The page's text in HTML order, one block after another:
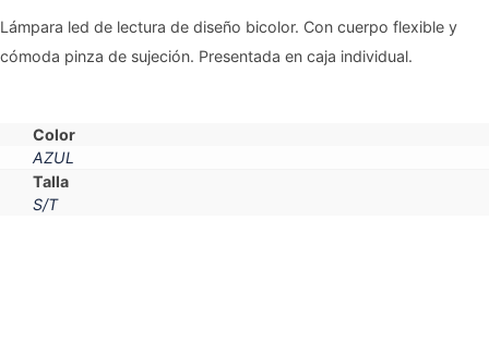
Lámpara led de lectura de diseño bicolor. Con cuerpo flexible y
cómoda pinza de sujeción. Presentada en caja individual.
Color
AZUL
Talla
S/T